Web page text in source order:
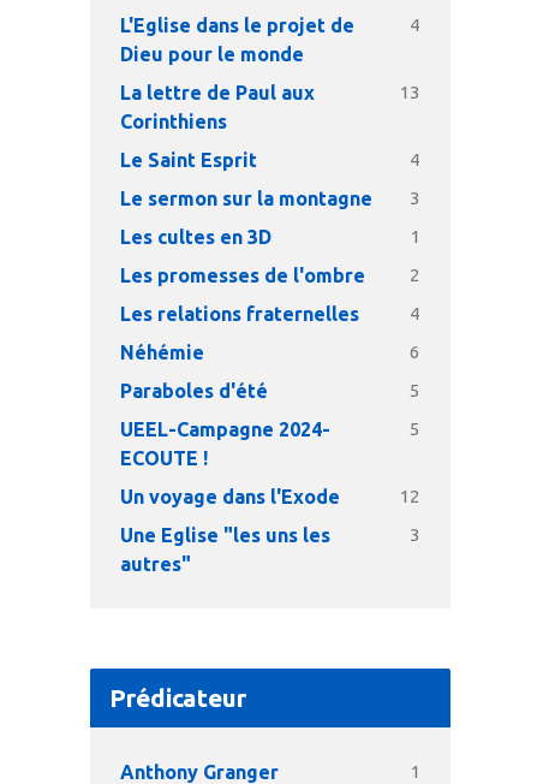
L'Eglise dans le projet de
Dieu pour le monde
4
La lettre de Paul aux
Corinthiens
13
Le Saint Esprit 4
Le sermon sur la montagne 3
Les cultes en 3D 1
Les promesses de l'ombre 2
Les relations fraternelles 4
Néhémie 6
Paraboles d'été 5
UEEL-Campagne 2024-
ECOUTE !
5
Un voyage dans l'Exode 12
Une Eglise "les uns les
autres"
3
Prédicateur
Anthony Granger 1